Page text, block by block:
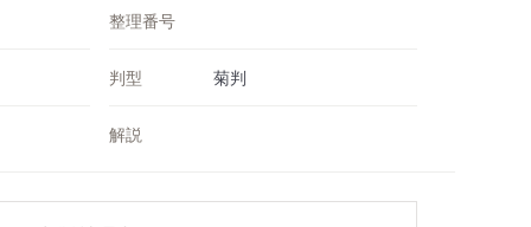
整理番号
判型 菊判
解説